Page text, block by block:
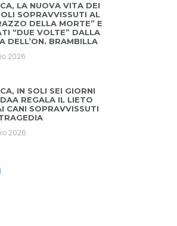
LA NUOVA VITA DEI
SOPRAVVISSUTI AL
DELLA MORTE” E
“DUE VOLTE” DALLA
DELL’ON. BRAMBILLA
2026
IN SOLI SEI GIORNI
REGALA IL LIETO
CANI SOPRAVVISSUTI
2026